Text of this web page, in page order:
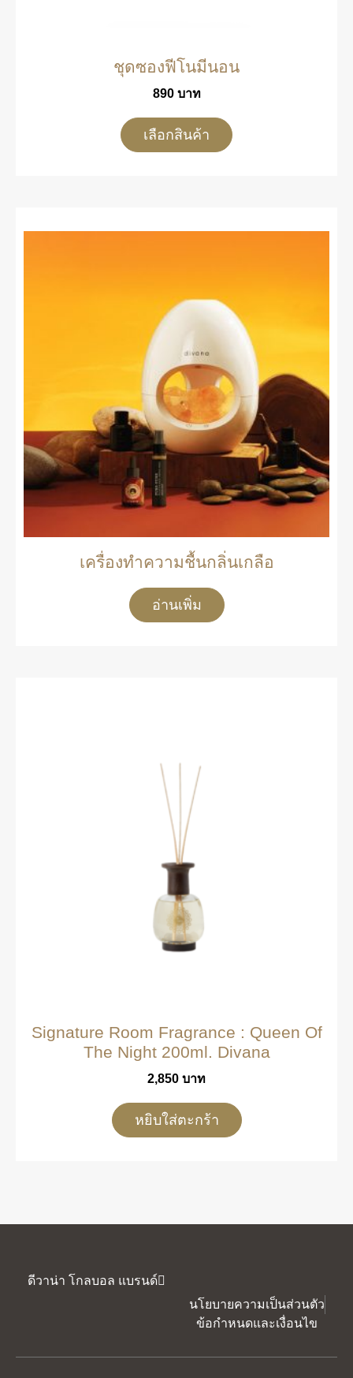
ชุดซองฟีโนมีนอน
890 บาท
เลือกสินค้า
เครื่องทำความชื้นกลิ่นเกลือ
อ่านเพิ่ม
Signature Room Fragrance : Queen Of
The Night 200ml. Divana
2,850 บาท
หยิบใส่ตะกร้า
ดีวาน่า โกลบอล แบรนด์
นโยบายความเป็นส่วนตัว
ข้อกำหนดและเงื่อนไข